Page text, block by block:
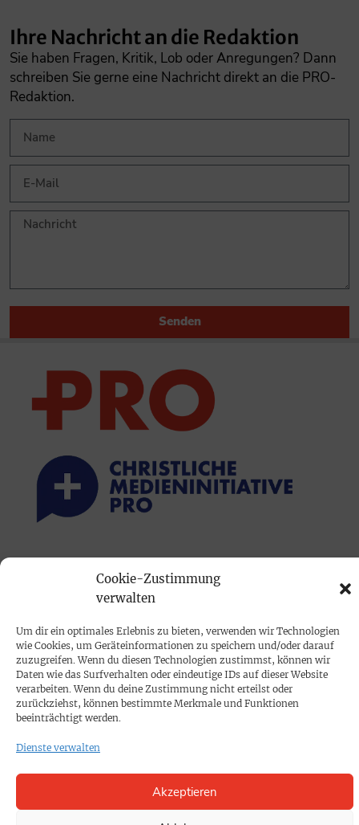
Cookie-Zustimmung
verwalten
Um dir ein optimales Erlebnis zu bieten, verwenden wir Technologien
wie Cookies, um Geräteinformationen zu speichern und/oder darauf
zuzugreifen. Wenn du diesen Technologien zustimmst, können wir
Daten wie das Surfverhalten oder eindeutige IDs auf dieser Website
verarbeiten. Wenn du deine Zustimmung nicht erteilst oder
zurückziehst, können bestimmte Merkmale und Funktionen
beeinträchtigt werden.
Dienste verwalten
Akzeptieren
Ihre Nachricht an die Redaktion
Sie haben Fragen, Kritik, Lob oder Anregungen? Dann
schreiben Sie gerne eine Nachricht direkt an die PRO-
Redaktion.
Senden
PROKOMPAKT
Impressum
SPENDEN
KONTAKT